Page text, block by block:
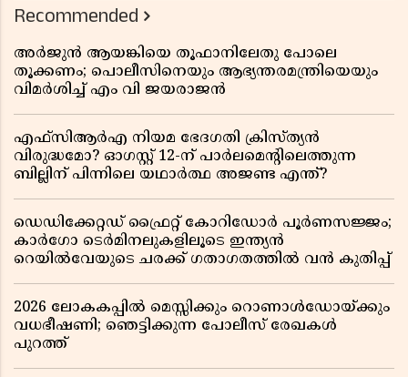
Recommended
അർജുൻ ആയങ്കിയെ തൂഫാനിലേതു പോലെ
തൂക്കണം; പൊലീസിനെയും ആഭ്യന്തരമന്ത്രിയെയും
വിമർശിച്ച് എം വി ജയരാജൻ
എഫ്സിആർഎ നിയമ ഭേദഗതി ക്രിസ്ത്യൻ
വിരുദ്ധമോ? ഓഗസ്റ്റ് 12-ന് പാർലമെന്റിലെത്തുന്ന
ബില്ലിന് പിന്നിലെ യഥാർത്ഥ അജണ്ട എന്ത്?
ഡെഡിക്കേറ്റഡ് ഫ്രൈറ്റ് കോറിഡോർ പൂർണസജ്ജം;
കാർഗോ ടെർമിനലുകളിലൂടെ ഇന്ത്യൻ
റെയിൽവേയുടെ ചരക്ക് ഗതാഗതത്തിൽ വൻ കുതിപ്പ്
2026 ലോകകപ്പിൽ മെസ്സിക്കും റൊണാൾഡോയ്ക്കും
വധഭീഷണി; ഞെട്ടിക്കുന്ന പോലീസ് രേഖകൾ
പുറത്ത്